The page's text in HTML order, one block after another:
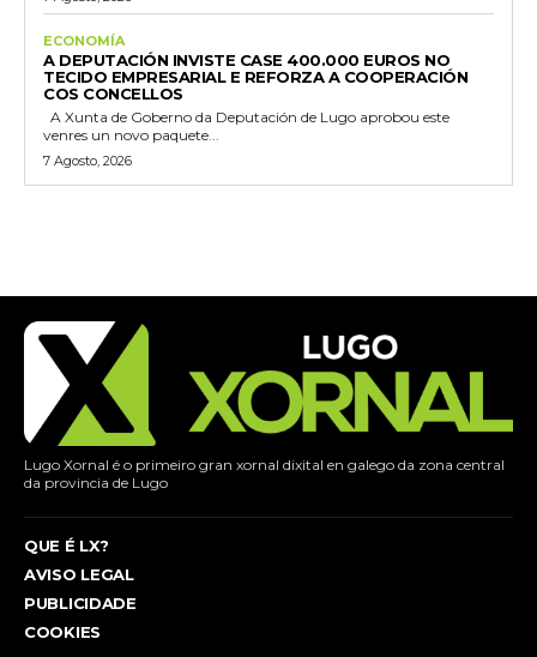
ECONOMÍA
A DEPUTACIÓN INVISTE CASE 400.000 EUROS NO
TECIDO EMPRESARIAL E REFORZA A COOPERACIÓN
COS CONCELLOS
venres un novo paquete...
7 Agosto, 2026
Lugo Xornal é o primeiro gran xornal dixital en galego da zona central
da provincia de Lugo
QUE É LX?
AVISO LEGAL
PUBLICIDADE
COOKIES